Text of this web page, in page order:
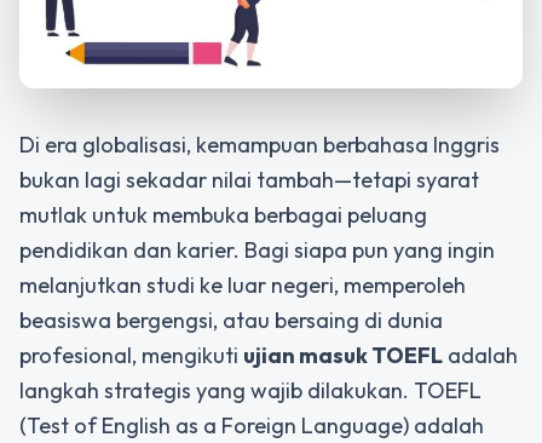
Di era globalisasi, kemampuan berbahasa Inggris
bukan lagi sekadar nilai tambah—tetapi syarat
mutlak untuk membuka berbagai peluang
pendidikan dan karier. Bagi siapa pun yang ingin
melanjutkan studi ke luar negeri, memperoleh
beasiswa bergengsi, atau bersaing di dunia
profesional, mengikuti ujian masuk TOEFL adalah
langkah strategis yang wajib dilakukan. TOEFL
(Test of English as a Foreign Language) adalah